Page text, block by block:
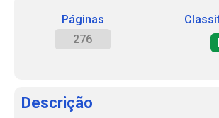
Páginas
276
Descrição